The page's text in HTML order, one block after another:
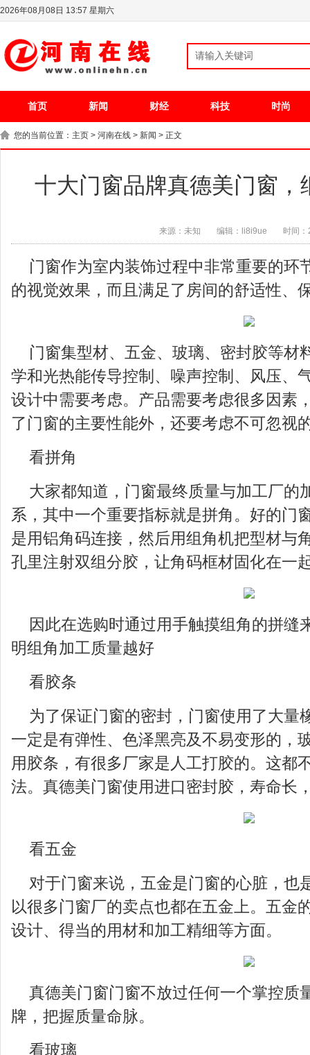
2026年08月08日 13:57 星期六
首页 新闻 财经 科技 时尚
您的当前位置： 主页 > 河南在线 > 新闻 > 正文
十大门窗品牌真德美门窗，
来源：未知 编辑：li8i9ue 时间
门窗作为室内装饰过程中非常重要的环
的视觉效果，而且满足了房间的舒适性、
门窗集型材、五金、玻璃、密封胶等材
学和光热能传导控制、噪声控制、风压、
设计中需要考虑。产品需要考虑很多因素
了门窗的主要性能外，还要考虑不可忽视
看拼角
大家都知道，门窗最终质量与加工厂的
系，其中一个重要指标就是拼角。好的门
是用铝角码连接，然后用组角机把型材与
孔里注射双组分胶，让角码框材固化在一
因此在选购时通过用手触摸组角的拼缝
明组角加工质量越好
看胶条
为了保证门窗的密封，门窗使用了大量
一定是有弹性、色泽黑亮及不易变形的，
用胶条，有很多厂家是人工打胶的。这都
法。真德美门窗使用进口密封胶，寿命长
看五金
对于门窗来说，五金是门窗的心脏，也
以很多门窗厂的卖点也都在五金上。五金
设计、得当的用材和加工精细等方面。
真德美门窗门窗不放过任何一个掌控质
牌，把握质量命脉。
看玻璃